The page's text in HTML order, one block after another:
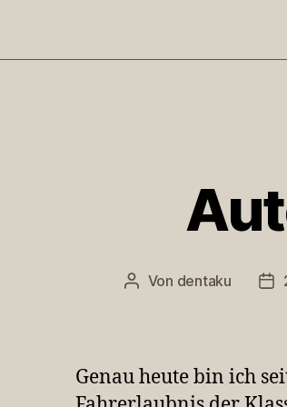
Beitragsautor
Von dentaku
Genau heute bin ich